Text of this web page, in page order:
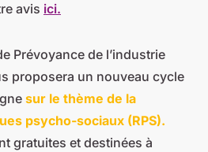
avis ici.
Prévoyance de l’industrie
proposera un nouveau cycle
sur le thème de la
psycho-sociaux (RPS).
gratuites et destinées à